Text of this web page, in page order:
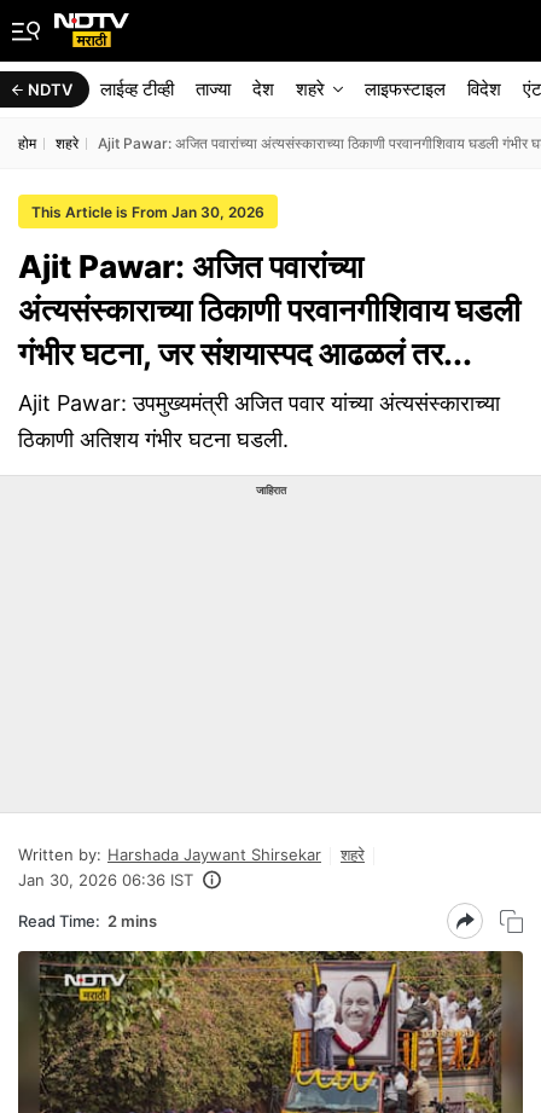
NDTV लाईव्ह टीव्ही ताज्या देश शहरे लाइफस्टाइल विदेश
होम शहरे Ajit Pawar: अजित पवारांच्या अंत्यसंस्काराच्या ठिकाणी परवानगीशिवाय घडली
This Article is From Jan 30, 2026
Ajit Pawar: अजित पवारांच्या
अंत्यसंस्काराच्या ठिकाणी परवानगीशिवाय घडली
गंभीर घटना, जर संशयास्पद आढळलं तर...
Ajit Pawar: उपमुख्यमंत्री अजित पवार यांच्या अंत्यसंस्काराच्या
ठिकाणी अतिशय गंभीर घटना घडली.
जाहिरात
Written by: Harshada Jaywant Shirsekar
शहरे
Jan 30, 2026 06:36 IST
Read Time: 2 mins